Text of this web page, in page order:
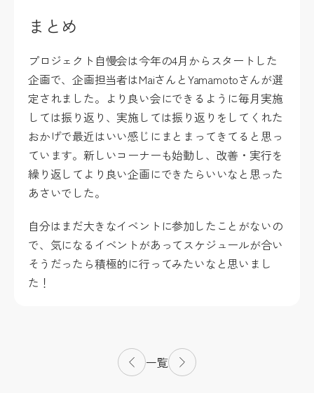
まとめ
プロジェクト自慢会は今年の4月からスタートした
企画で、企画担当者はMaiさんとYamamotoさんが選
定されました。より良い会にできるように毎月実施
しては振り返り、実施しては振り返りをしてくれた
おかげで最近はいい感じにまとまってきてると思っ
ています。新しいコーナーも始動し、改善・実行を
繰り返してより良い企画にできたらいいなと思った
あさいでした。
自分はまだ大きなイベントに参加したことがないの
で、気になるイベントがあってスケジュールが合い
そうだったら積極的に行ってみたいなと思いまし
た！
一覧